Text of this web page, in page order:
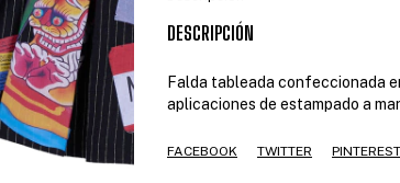
Falda tableada confeccionada